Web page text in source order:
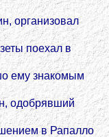
организовал
поехал в
ему знакомым
одобрявший
в Рапалло